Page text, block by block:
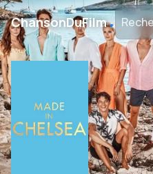
ChansonDuFilm․